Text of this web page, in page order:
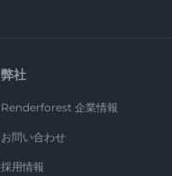
弊社
Renderforest 企業情報
お問い合わせ
採用情報